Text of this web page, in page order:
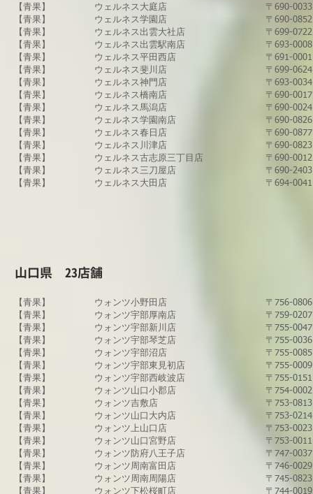
ウェルネス大庭店
​ウェルネス学園店
ウェルネス出雲大社店
​ウェルネス出雲駅南店
ウェルネス平田西店
ウェルネス斐川店
​ウェルネス神門店
ウェルネス橋南店
​ウェルネス馬潟店
ウェルネス学園南店
ウェルネス春日店
​ウェルネス川津店
ウェルネス古志原三丁目店
​ウェルネス三刀屋店
ウェルネス大田店
【青果】
【青果】
【青果】
【青果】
【青果】
​【青果】
【青果】
【青果】
【青果】
【青果】
【青果】
【青果】
【青果】
【青果】
【青果】
〒690-
〒690-
〒699-
〒693-
〒691-
〒699-
〒693-
〒690-
〒690-
〒690-
〒690-
〒690-
〒690-
〒690-
〒694-
​山口県 23店舗
【青果】
【青果】
【青果】
【青果】
【青果】
【青果】
【青果】
【青果】
​【青果】
【青果】
【青果】
【青果】
【青果】
【青果】
【青果】
【青果】
​ウォンツ小野田店
ウォンツ宇部厚南店
ウォンツ宇部新川店
ウォンツ宇部琴芝店
​ウォンツ宇部沼店
ウォンツ宇部東見初店
ウォンツ宇部西岐波店
ウォンツ山口小郡店
ウォンツ吉敷店
ウォンツ山口大内店
ウォンツ上山口店
ウォンツ山口宮野店
​ウォンツ防府八王子店
ウォンツ周南富田店
​ウォンツ周南周陽店
ウォンツ下松桜町店
〒756-
〒759-
〒755-
〒755-
〒755-
〒755-
〒755-
〒754-
〒753-
〒753-
〒753-
〒753-
〒747-
〒746-
〒745-
〒744-